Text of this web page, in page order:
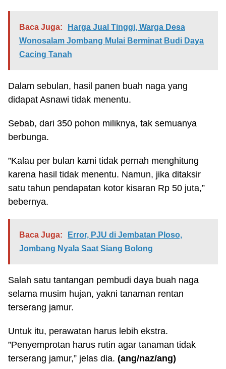
Baca Juga:
Harga Jual Tinggi, Warga Desa
Wonosalam Jombang Mulai Berminat Budi Daya
Cacing Tanah
Dalam sebulan, hasil panen buah naga yang
didapat Asnawi tidak menentu.
Sebab, dari 350 pohon miliknya, tak semuanya
berbunga.
”Kalau per bulan kami tidak pernah menghitung
karena hasil tidak menentu. Namun, jika ditaksir
satu tahun pendapatan kotor kisaran Rp 50 juta,”
bebernya.
Baca Juga:
Error, PJU di Jembatan Ploso,
Jombang Nyala Saat Siang Bolong
Salah satu tantangan pembudi daya buah naga
selama musim hujan, yakni tanaman rentan
terserang jamur.
Untuk itu, perawatan harus lebih ekstra.
”Penyemprotan harus rutin agar tanaman tidak
terserang jamur,” jelas dia. (ang/naz/ang)